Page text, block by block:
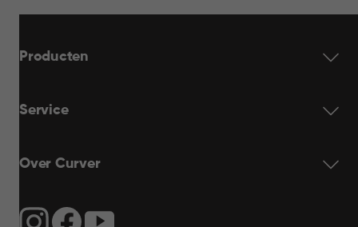
Producten
Service
Over Curver